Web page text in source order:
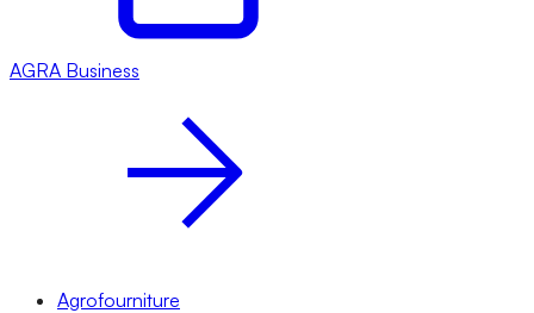
AGRA Business
Agrofourniture